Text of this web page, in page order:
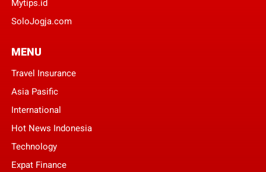
Mytips.id
SoloJogja.com
MENU
Travel Insurance
Asia Pasific
International
Hot News Indonesia
Technology
Expat Finance